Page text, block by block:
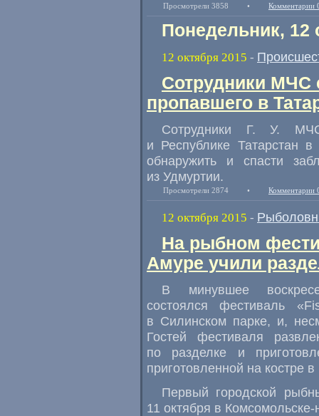
Просмотрели 3858 • Комментарии
Понедельник, 12
12 октября 2015 -
Сотрудники МЧС
пропавшего в
Сотрудники Г. У. МЧС
и Республике Татарстан в
обнаружить и спасти
из Удмуртии.
Просмотрели 2874 • Комментарии
12 октября 2015 -
На рыбном
Амуре учили
В минувшее
состоялся фестиваль
«
в Силинском парке, и,
Гостей фестиваля
по разделке и
приготовленной на костре
Первый городской
11 октября в